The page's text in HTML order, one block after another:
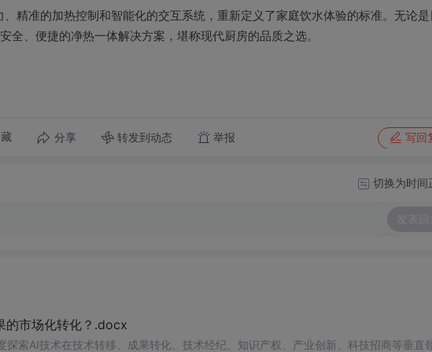
精准的加热控制和智能化的交互系统，重新定义了家庭饮水体验的标准。无论是
全、便捷的净热一体解决方案，堪称现代厨房的品质之选。
分享 转发到动态 举报 写回
切换为时间
发表回
的市场化转化？.docx
索AI技术在技术转移、成果转化、技术经纪、知识产权、产业创新、科技招商等垂直